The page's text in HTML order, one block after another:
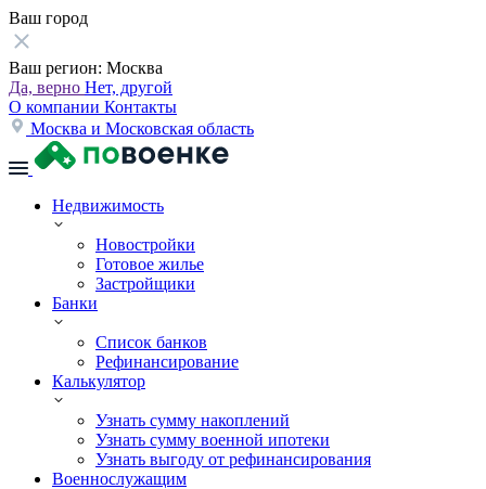
Ваш город
Ваш регион: Москва
Да, верно Нет, другой
О компании Контакты
Москва и Московская область
Недвижимость
Новостройки
Готовое жилье
Застройщики
Банки
Список банков
Рефинансирование
Калькулятор
Узнать сумму накоплений
Узнать сумму военной ипотеки
Узнать выгоду от рефинансирования
Военнослужащим